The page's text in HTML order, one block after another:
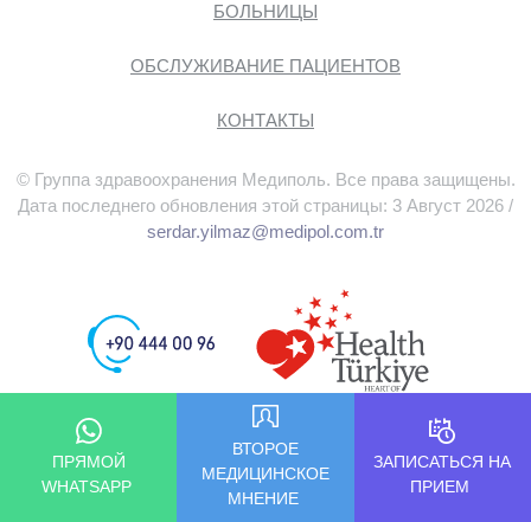
БОЛЬНИЦЫ
ОБСЛУЖИВАНИЕ ПАЦИЕНТОВ
КОНТАКТЫ
© Группа здравоохранения Медиполь. Все права защищены.
Дата последнего обновления этой страницы: 3 Август 2026 /
serdar.yilmaz@medipol.com.tr
ПРЯМОЙ
WHATSAPP
ВТОРОЕ
МЕДИЦИНСКОЕ
МНЕНИЕ
ЗАПИСАТЬСЯ НА
ПРИЕМ